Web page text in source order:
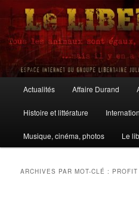
Aller
contenu
principal
Aller
contenu
secondaire
Le Libertaire
principal
Actualités Affaire Durand
Histoire et littérature
Musique, cinéma, photos Le
ARCHIVES PAR MOT-CLÉ : PROFIT